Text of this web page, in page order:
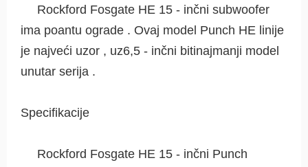
Rockford Fosgate HE 15 - inčni subwoofer
ima poantu ograde . Ovaj model Punch HE linije
je najveći uzor , uz6,5 - inčni bitinajmanji model
unutar serija .
Specifikacije
Rockford Fosgate HE 15 - inčni Punch